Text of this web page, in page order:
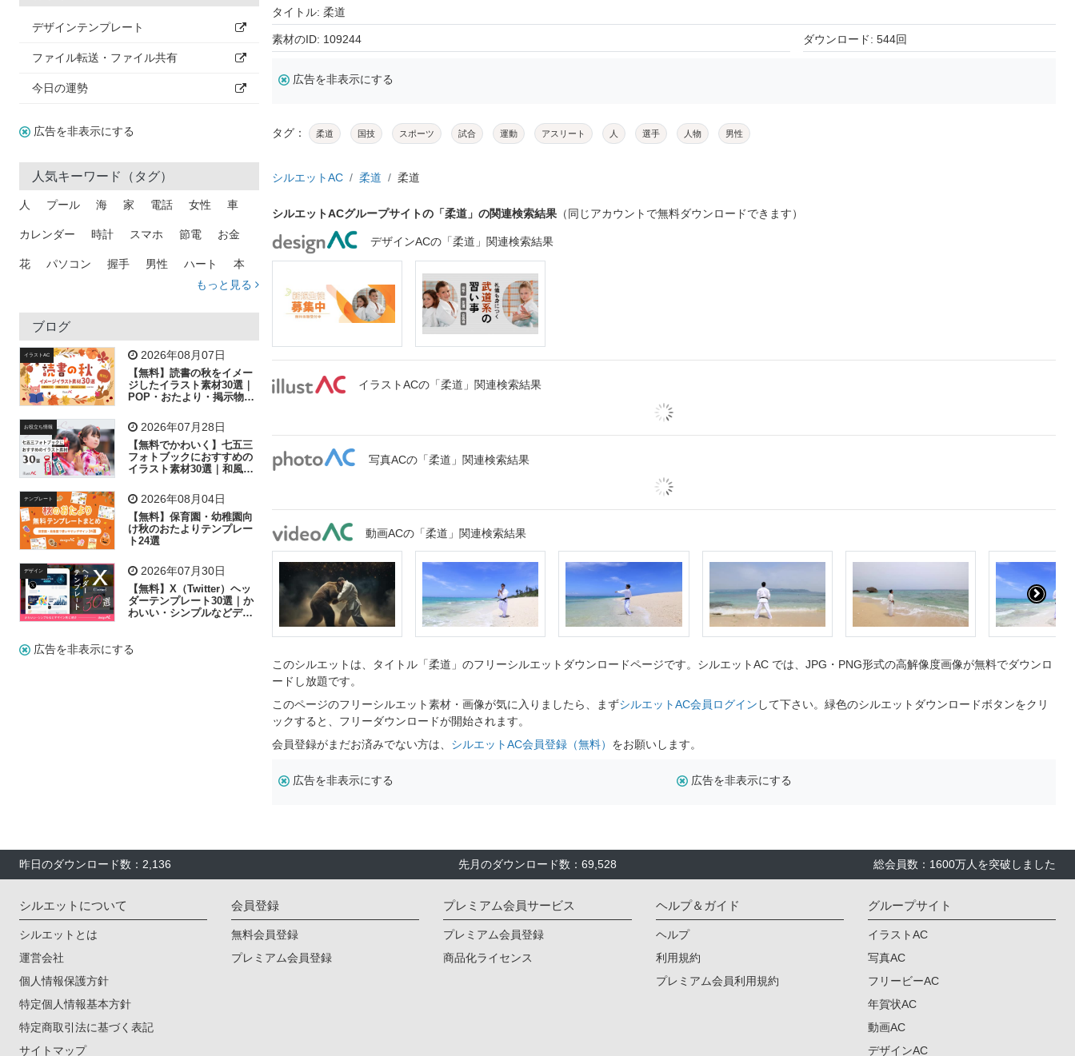
デザインテンプレート
ファイル転送・ファイル共有
今日の運勢
広告を非表示にする
人気キーワード（タグ）
人 プール 海 家 電話 女性 車
カレンダー 時計 スマホ 節電 お金
花 パソコン 握手 男性 ハート 本
トラック 木
吹き出し
飛行機 グラフ ビル 魚 家族 書類
歩く 工場 会社 太陽 キラキラ
子供 作業員 葉 相談 ピクトグラム
もっと見る
ブログ
イラストAC 2026年08月07日
【無料】読書の秋をイメー
ジしたイラスト素材30選｜
POP・おたより・掲示物に
お役立ち情報 2026年07月28日
【無料でかわいく】七五三
フォトブックにおすすめの
イラスト素材30選｜和風の
テンプレート 2026年08月04日
【無料】保育園・幼稚園向
け秋のおたよりテンプレー
ト24選
デザイン 2026年07月30日
【無料】X（Twitter）ヘッ
ダーテンプレート30選｜か
わいい・シンプルなどデザ
広告を非表示にする
タイトル: 柔道
素材のID: 109244 ダウンロード: 544回
広告を非表示にする
タグ： 柔道 国技 スポーツ 試合 運動 アスリート 人 選手 人物 男性
シルエットAC 柔道 柔道
シルエットACグループサイトの「柔道」の関連検索結果 （同じアカウントで無料ダウンロードできます）
デザインACの「柔道」関連検索結果
イラストACの「柔道」関連検索結果
写真ACの「柔道」関連検索結果
動画ACの「柔道」関連検索結果
このシルエットは、タイトル「柔道」のフリーシルエットダウンロードページです。シルエットAC では、JPG・PNG形式の高解像度画像が無料でダウンロ
ードし放題です。
このページのフリーシルエット素材・画像が気に入りましたら、まずシルエットAC会員ログイン して下さい。緑色のシルエットダウンロードボタンをクリ
ックすると、フリーダウンロードが開始されます。
会員登録がまだお済みでない方は、 シルエットAC会員登録（無料） をお願いします。
広告を非表示にする 広告を非表示にする
昨日のダウンロード数：2,136 先月のダウンロード数：69,528 総会員数：1600万人を突破しました
シルエットについて
シルエットとは
運営会社
個人情報保護方針
特定個人情報基本方針
特定商取引法に基づく表記
サイトマップ
会員登録
無料会員登録
プレミアム会員登録
プレミアム会員サービス
プレミアム会員登録
商品化ライセンス
ヘルプ＆ガイド
ヘルプ
利用規約
プレミアム会員利用規約
グループサイト
イラストAC
写真AC
フリービーAC
年賀状AC
動画AC
デザインAC